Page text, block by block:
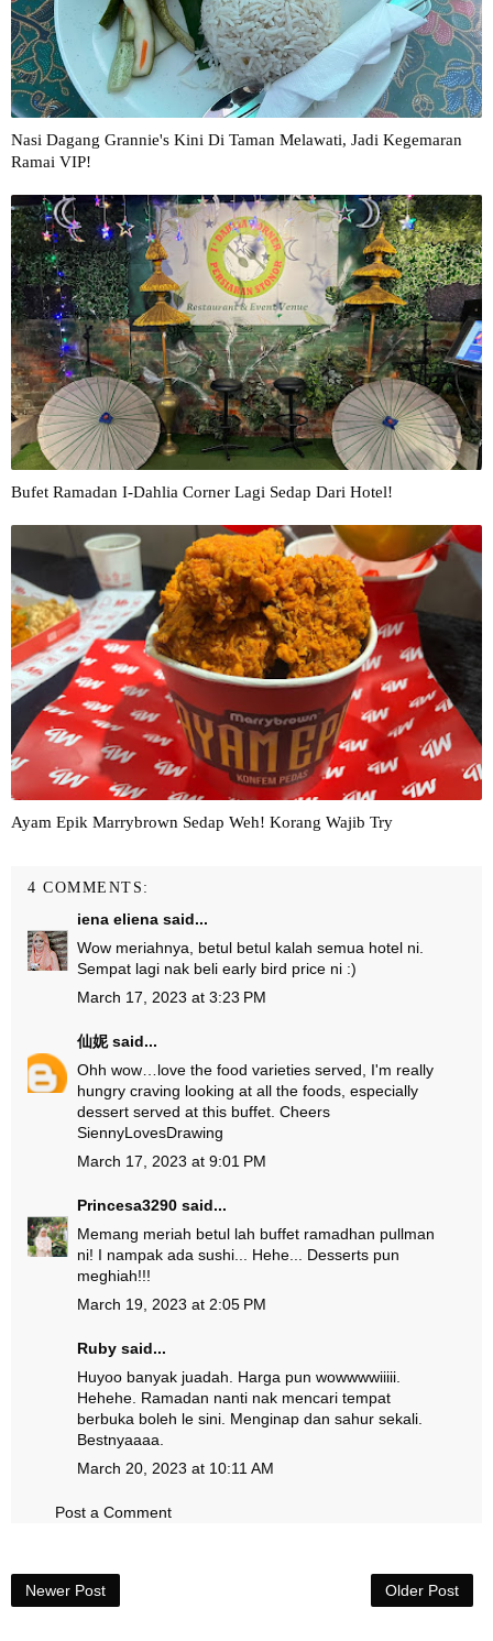
Nasi Dagang Grannie's Kini Di Taman Melawati, Jadi Kegemaran
Ramai VIP!
Bufet Ramadan I-Dahlia Corner Lagi Sedap Dari Hotel!
Ayam Epik Marrybrown Sedap Weh! Korang Wajib Try
4 COMMENTS:
iena eliena said...
Wow meriahnya, betul betul kalah semua hotel ni.
Sempat lagi nak beli early bird price ni :)
March 17, 2023 at 3:23 PM
仙妮said...
Ohh wow…love the food varieties served, I'm really
hungry craving looking at all the foods, especially
dessert served at this buffet. Cheers
SiennyLovesDrawing
March 17, 2023 at 9:01 PM
Princesa3290 said...
Memang meriah betul lah buffet ramadhan pullman
ni! I nampak ada sushi... Hehe... Desserts pun
meghiah!!!
March 19, 2023 at 2:05 PM
Ruby said...
Huyoo banyak juadah. Harga pun wowwwwiiiii.
Hehehe. Ramadan nanti nak mencari tempat
berbuka boleh le sini. Menginap dan sahur sekali.
Bestnyaaaa.
March 20, 2023 at 10:11 AM
Post a Comment
Newer Post Older Post